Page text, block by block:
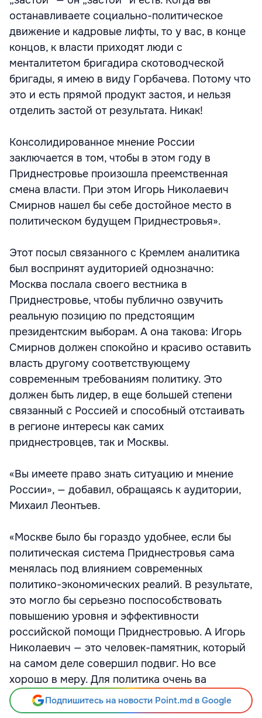
останавливаете социально-политическое
движение и кадровые лифты, то у вас, в конце
концов, к власти приходят люди с
менталитетом бригадира скотоводческой
бригады, я имею в виду Горбачева. Потому что
это и есть прямой продукт застоя, и нельзя
отделить застой от результата. Никак!
Консолидированное мнение России
заключается в том, чтобы в этом году в
Приднестровье произошла преемственная
смена власти. При этом Игорь Николаевич
Смирнов нашел бы себе достойное место в
политическом будущем Приднестровья».
Этот посыл связанного с Кремлем аналитика
был воспринят аудиторией однозначно:
Москва послала своего вестника в
Приднестровье, чтобы публично озвучить
реальную позицию по предстоящим
президентским выборам. А она такова: Игорь
Смирнов должен спокойно и красиво оставить
власть другому соответствующему
современным требованиям политику. Это
должен быть лидер, в еще большей степени
связанный с Россией и способный отстаивать
в регионе интересы как самих
приднестровцев, так и Москвы.
«Вы имеете право знать ситуацию и мнение
России», — добавил, обращаясь к аудитории,
Михаил Леонтьев.
«Москве было бы гораздо удобнее, если бы
политическая система Приднестровья сама
менялась под влиянием современных
политико-экономических реалий. В результате,
это могло бы серьезно поспособствовать
повышению уровня и эффективности
российской помощи Приднестровью. А Игорь
Николаевич — это человек-памятник, который
на самом деле совершил подвиг. Но все
хорошо в меру. Для политика очень ва
Подпишитесь на новости Point.md в Google